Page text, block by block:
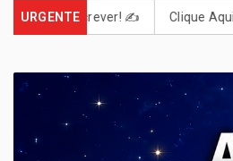
URGENTE
Clique Aqui e Faça Seu Pedido! "E